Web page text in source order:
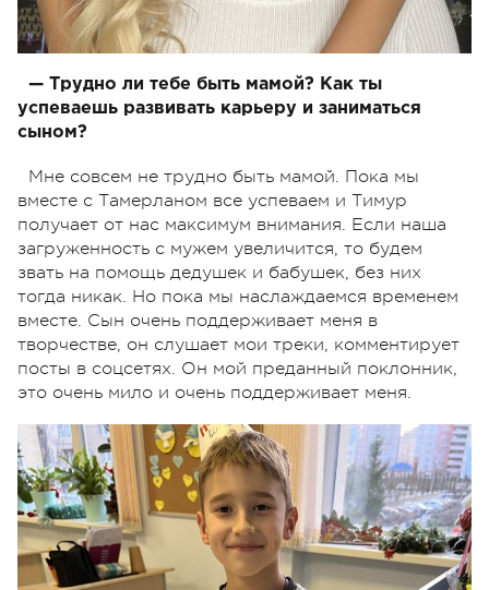
— Трудно ли тебе быть мамой? Как ты
успеваешь развивать карьеру и заниматься
сыном?
Мне совсем не трудно быть мамой. Пока мы
вместе с Тамерланом все успеваем и Тимур
получает от нас максимум внимания. Если наша
загруженность с мужем увеличится, то будем
звать на помощь дедушек и бабушек, без них
тогда никак. Но пока мы наслаждаемся временем
вместе. Сын очень поддерживает меня в
творчестве, он слушает мои треки, комментирует
посты в соцсетях. Он мой преданный поклонник,
это очень мило и очень поддерживает меня.